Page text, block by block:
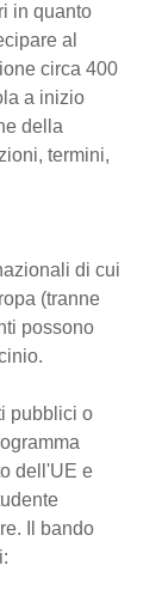
in quanto
al
circa 400
a inizio
della
termini,
di cui
(tranne
possono
pubblici o
dell'UE e
Il bando